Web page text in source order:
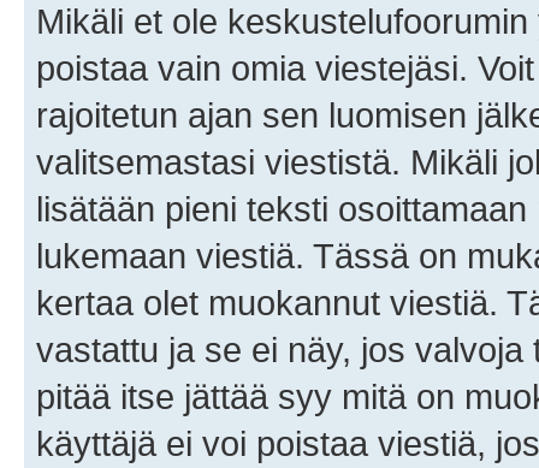
Mikäli et ole
poistaa vain omia viestejäsi.
rajoitetun ajan sen luomisen
valitsemastasi viestistä. Mikäli
lisätään pieni teksti
lukemaan viestiä. Tässä on
kertaa olet muokannut viestiä.
vastattu ja se ei näy, jos
pitää itse jättää syy mitä on
käyttäjä ei voi poistaa viestiä,